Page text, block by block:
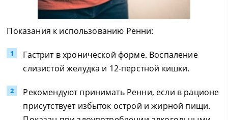
Показания к использованию Ренни:
Гастрит в хронической форме. Воспаление
слизистой желудка и 12-перстной кишки.
Рекомендуют принимать Ренни, если в рационе
присутствует избыток острой и жирной пищи.